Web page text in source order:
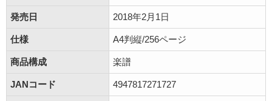
発売日 2018年2月1日
仕様 A4判縦/256ページ
商品構成 楽譜
JANコード 4947817271727